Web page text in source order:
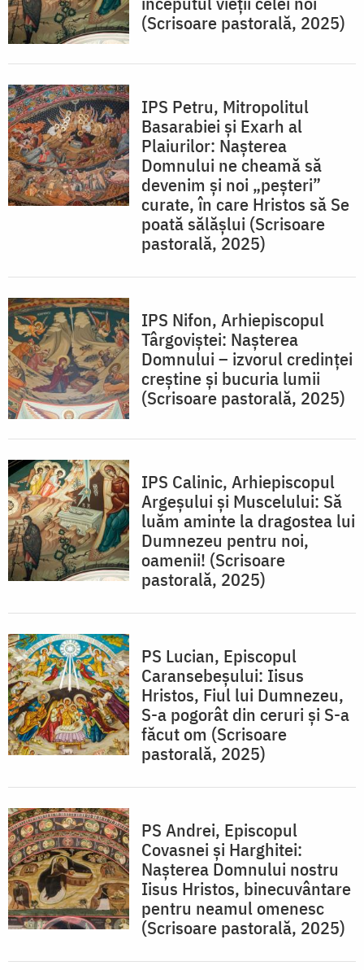
(Scrisoare pastorală, 2025)
IPS Petru, Mitropolitul
Basarabiei și Exarh al
Plaiurilor: Naşterea
Domnului ne cheamă să
devenim şi noi „peşteri”
curate, în care Hristos să Se
poată sălăşlui (Scrisoare
pastorală, 2025)
IPS Nifon, Arhiepiscopul
Târgoviştei: Nașterea
Domnului – izvorul credinței
creștine și bucuria lumii
(Scrisoare pastorală, 2025)
IPS Calinic, Arhiepiscopul
Argeșului și Muscelului: Să
luăm aminte la dragostea lui
Dumnezeu pentru noi,
oamenii! (Scrisoare
pastorală, 2025)
PS Lucian, Episcopul
Caransebeșului: Iisus
Hristos, Fiul lui Dumnezeu,
S-a pogorât din ceruri și S-a
făcut om (Scrisoare
pastorală, 2025)
PS Andrei, Episcopul
Covasnei și Harghitei:
Nașterea Domnului nostru
Iisus Hristos, binecuvântare
pentru neamul omenesc
(Scrisoare pastorală, 2025)